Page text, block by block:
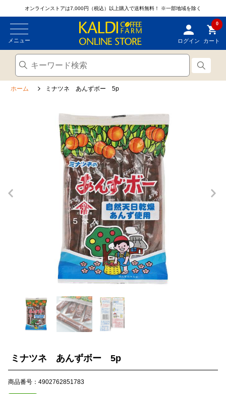
オンラインストアは7,000円（税込）以上購入で送料無料！ ※一部地域を除く
メニュー ログイン
0
カート
ホーム ミナツネ あんずボー 5p
ミナツネ あんずボー 5p
商品番号：4902762851783